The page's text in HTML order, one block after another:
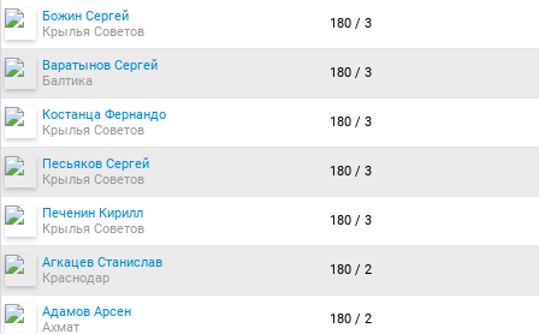
Божин Сергей
Крылья Советов
180 / 3
Варатынов Сергей
Балтика
180 / 3
Костанца Фернандо
Крылья Советов
180 / 3
Песьяков Сергей
Крылья Советов
180 / 3
Печенин Кирилл
Крылья Советов
180 / 3
Агкацев Станислав
Краснодар
180 / 2
Адамов Арсен
Ахмат
180 / 2